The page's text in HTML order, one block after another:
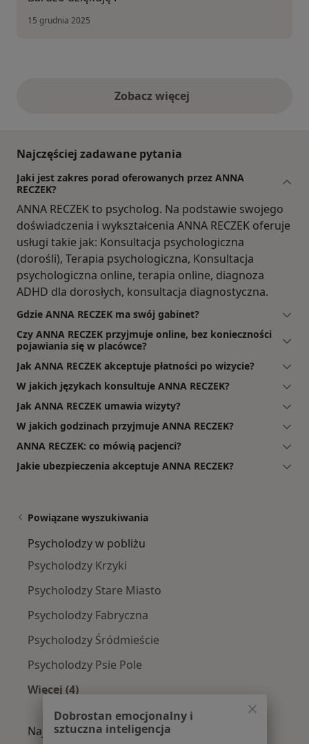
15 grudnia 2025
Zobacz więcejopinie powyżej
Najczęściej zadawane pytania
Jaki jest zakres porad oferowanych przez ANNA
RECZEK?
ANNA RECZEK to psycholog. Na podstawie swojego
doświadczenia i wykształcenia ANNA RECZEK oferuje
usługi takie jak: Konsultacja psychologiczna
(dorośli), Terapia psychologiczna, Konsultacja
psychologiczna online, terapia online, diagnoza
ADHD dla dorosłych, konsultacja diagnostyczna.
Gdzie ANNA RECZEK ma swój gabinet?
Czy ANNA RECZEK przyjmuje online, bez konieczności
pojawiania się w placówce?
Jak ANNA RECZEK akceptuje płatności po wizycie?
W jakich językach konsultuje ANNA RECZEK?
Jak ANNA RECZEK umawia wizyty?
W jakich godzinach przyjmuje ANNA RECZEK?
ANNA RECZEK: co mówią pacjenci?
Jakie ubezpieczenia akceptuje ANNA RECZEK?
Powiązane wyszukiwania
Psycholodzy w pobliżu
Psycholodzy Krzyki
Psycholodzy Stare Miasto
Psycholodzy Fabryczna
Psycholodzy Śródmieście
Psycholodzy Psie Pole
Więcej (4)
Więcej w kategorii: Psycholodzy w pobliżu
Najczęście leczone choroby
Dobrostan emocjonalny i
sztuczna inteligencja